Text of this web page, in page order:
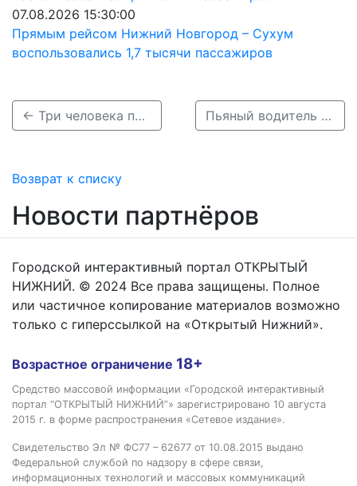
07.08.2026 15:30:00
Прямым рейсом Нижний Новгород – Сухум
воспользовались 1,7 тысячи пассажиров
← Три человека пострадали в массовом ДТП в Шарангском районе Пьяный водитель устроил ДТП на Мызинском мосту утром 14 июля →
Возврат к списку
Новости партнёров
Городской интерактивный портал ОТКРЫТЫЙ
НИЖНИЙ. © 2024 Все права защищены. Полное
или частичное копирование материалов возможно
только с гиперссылкой на «Открытый Нижний».
Возрастное ограничение 18+
Средство массовой информации «Городской интерактивный
портал “ОТКРЫТЫЙ НИЖНИЙ”» зарегистрировано 10 августа
2015 г. в форме распространения «Сетевое издание».
Свидетельство Эл № ФС77 – 62677 от 10.08.2015 выдано
Федеральной службой по надзору в сфере связи,
информационных технологий и массовых коммуникаций